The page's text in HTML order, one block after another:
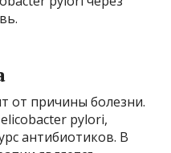
от причины болезни.
pylori,
антибиотиков. В